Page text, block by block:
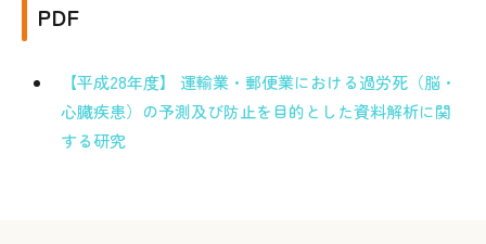
PDF
【平成28年度】 運輸業・郵便業における過労死（脳・
心臓疾患）の予測及び防止を目的とした資料解析に関
する研究